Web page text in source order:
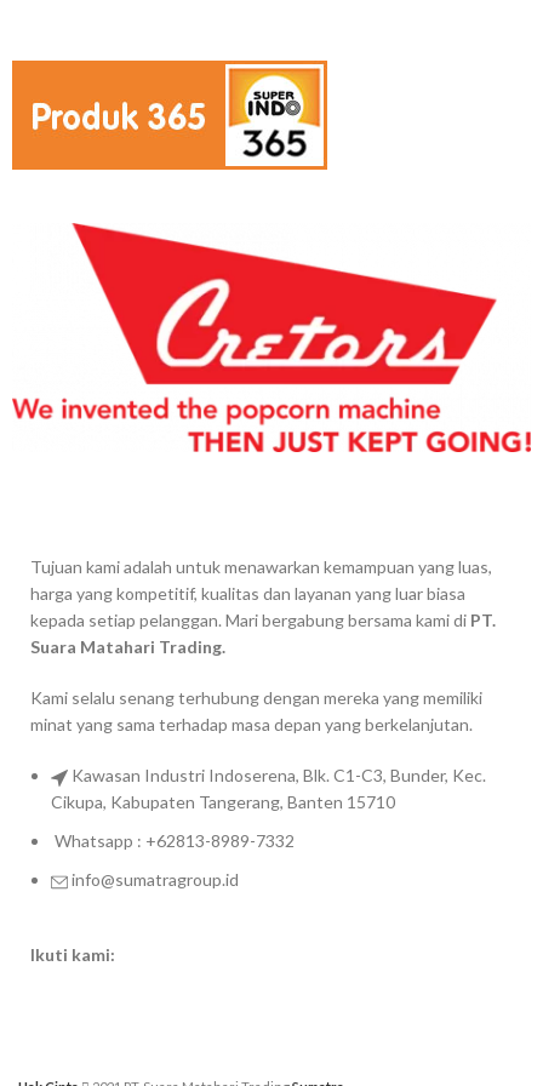
Tujuan kami adalah untuk menawarkan kemampuan yang luas,
harga yang kompetitif, kualitas dan layanan yang luar biasa
kepada setiap pelanggan. Mari bergabung bersama kami di PT.
Suara Matahari Trading.
Kami selalu senang terhubung dengan mereka yang memiliki
minat yang sama terhadap masa depan yang berkelanjutan.
Kawasan Industri Indoserena, Blk. C1-C3, Bunder, Kec.
Cikupa, Kabupaten Tangerang, Banten 15710
Whatsapp : +62813-8989-7332
info@sumatragroup.id
Ikuti kami: